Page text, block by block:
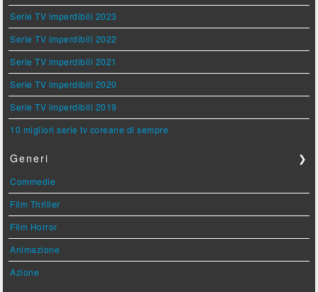
Serie TV imperdibili 2023
Serie TV imperdibili 2022
Serie TV imperdibili 2021
Serie TV imperdibili 2020
Serie TV imperdibili 2019
10 migliori serie tv coreane di sempre
Generi ❯
Commedie
Film Thriller
Film Horror
Animazione
Azione